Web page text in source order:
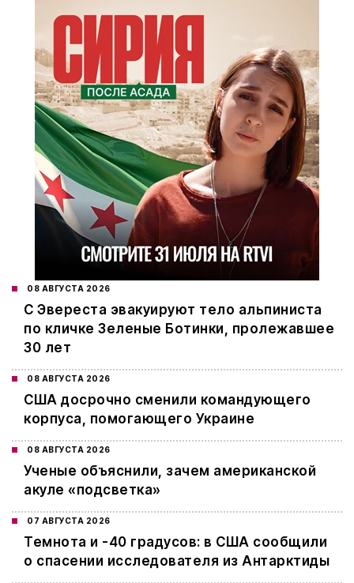
08 АВГУСТА 2026
С Эвереста эвакуируют тело альпиниста
по кличке Зеленые Ботинки, пролежавшее
30 лет
08 АВГУСТА 2026
США досрочно сменили командующего
корпуса, помогающего Украине
08 АВГУСТА 2026
Ученые объяснили, зачем американской
акуле «подсветка»
07 АВГУСТА 2026
Темнота и -40 градусов: в США сообщили
о спасении исследователя из Антарктиды